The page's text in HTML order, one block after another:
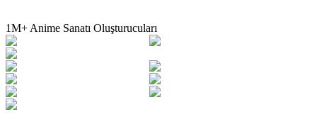
1M+ Anime Sanatı Oluşturucuları